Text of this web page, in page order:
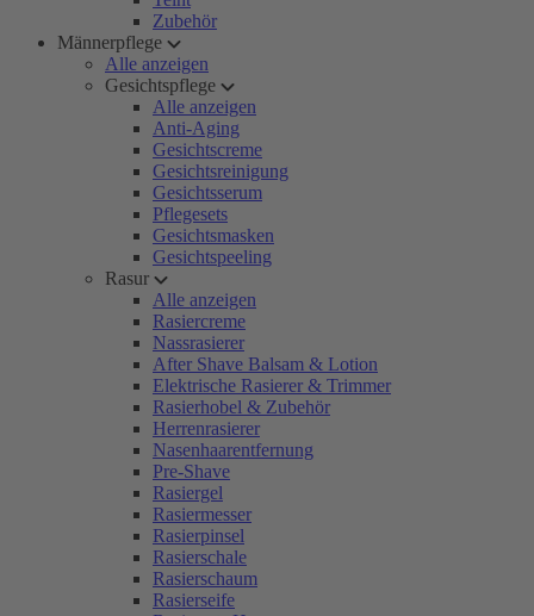
Zubehör
Männerpflege
Alle anzeigen
Gesichtspflege
Alle anzeigen
Anti-Aging
Gesichtscreme
Gesichtsreinigung
Gesichtsserum
Pflegesets
Gesichtsmasken
Gesichtspeeling
Rasur
Alle anzeigen
Rasiercreme
Nassrasierer
After Shave Balsam & Lotion
Elektrische Rasierer & Trimmer
Rasierhobel & Zubehör
Herrenrasierer
Nasenhaarentfernung
Pre-Shave
Rasiergel
Rasiermesser
Rasierpinsel
Rasierschale
Rasierschaum
Rasierseife